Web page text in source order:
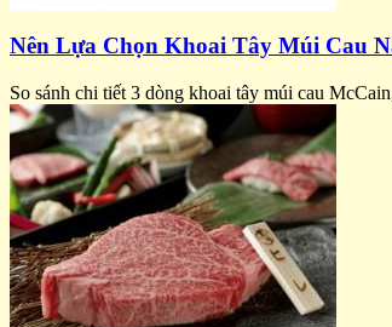
Nên Lựa Chọn Khoai Tây Múi Cau
So sánh chi tiết 3 dòng khoai tây múi cau